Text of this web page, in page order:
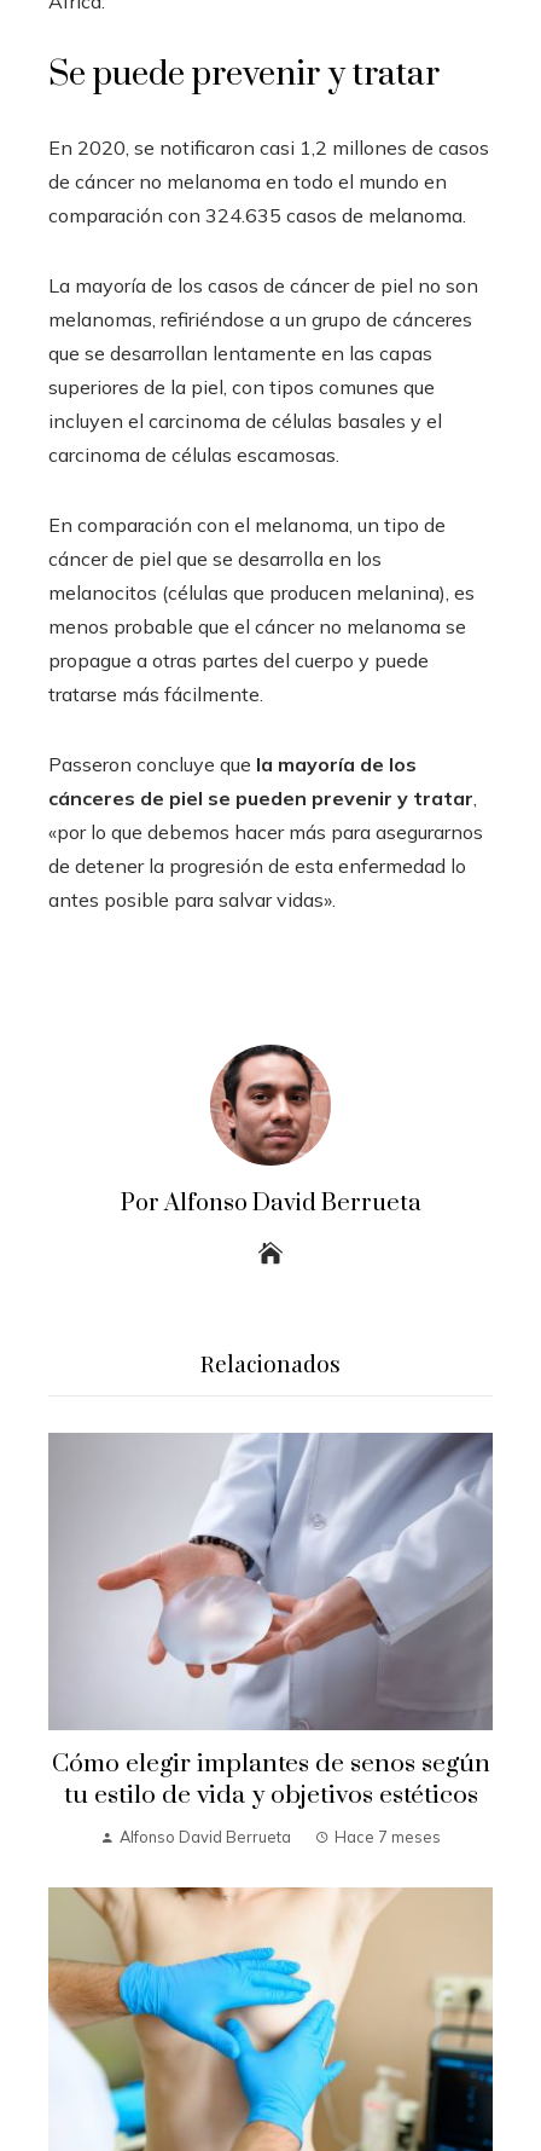
Se puede prevenir y tratar
En 2020, se notificaron casi 1,2 millones de casos
de cáncer no melanoma en todo el mundo en
comparación con 324.635 casos de melanoma.
La mayoría de los casos de cáncer de piel no son
melanomas, refiriéndose a un grupo de cánceres
que se desarrollan lentamente en las capas
superiores de la piel, con tipos comunes que
incluyen el carcinoma de células basales y el
carcinoma de células escamosas.
En comparación con el melanoma, un tipo de
cáncer de piel que se desarrolla en los
melanocitos (células que producen melanina), es
menos probable que el cáncer no melanoma se
propague a otras partes del cuerpo y puede
tratarse más fácilmente.
Passeron concluye que la mayoría de los
cánceres de piel se pueden prevenir y tratar,
«por lo que debemos hacer más para asegurarnos
de detener la progresión de esta enfermedad lo
antes posible para salvar vidas».
Por Alfonso David Berrueta
Relacionados
Cómo elegir implantes de senos según
tu estilo de vida y objetivos estéticos
Alfonso David Berrueta Hace 7 meses